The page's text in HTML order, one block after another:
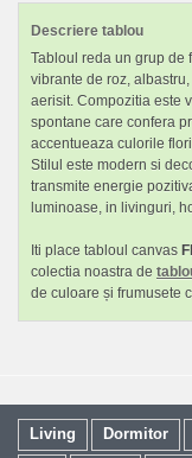
Descriere tablou
Tabloul reda un grup de
vibrante de roz,
aerisit. Compozitia este
spontane care confera
accentueaza culorile
Stilul este modern si
transmite energie
luminoase, in livinguri,
Iti place tabloul canvas
colectia noastra de
de culoare și frumusete
Living Dormitor